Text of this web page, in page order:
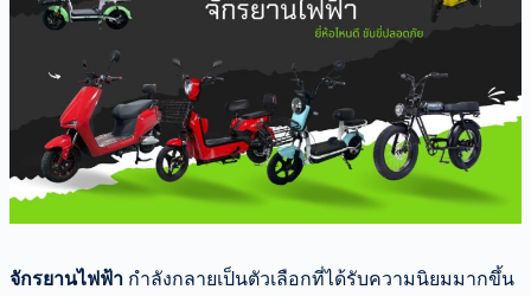
จักรยานไฟฟ้า กำลังกลายเป็นตัวเลือกที่ได้รับความนิยมมากขึ้น